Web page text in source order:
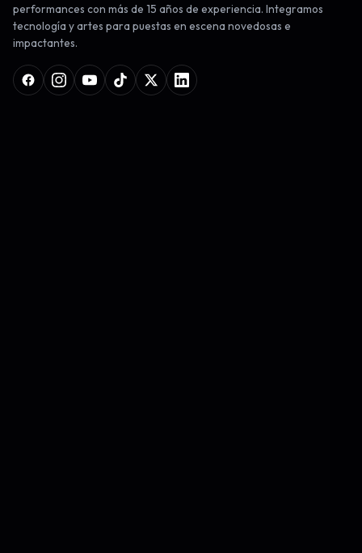
performances con más de 15 años de experiencia. Integramos
tecnología y artes para puestas en escena novedosas e
impactantes.